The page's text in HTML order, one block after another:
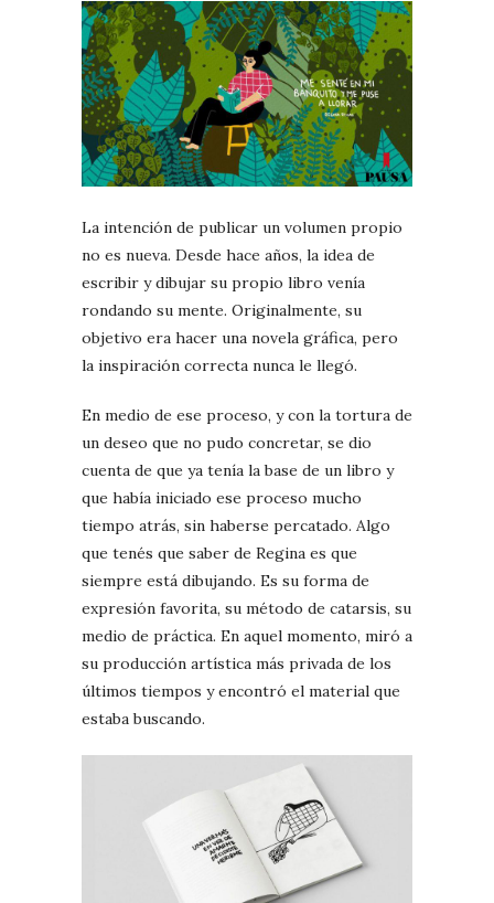
La intención de publicar un volumen propio
no es nueva. Desde hace años, la idea de
escribir y dibujar su propio libro venía
rondando su mente. Originalmente, su
objetivo era hacer una novela gráfica, pero
la inspiración correcta nunca le llegó.
En medio de ese proceso, y con la tortura de
un deseo que no pudo concretar, se dio
cuenta de que ya tenía la base de un libro y
que había iniciado ese proceso mucho
tiempo atrás, sin haberse percatado. Algo
que tenés que saber de Regina es que
siempre está dibujando. Es su forma de
expresión favorita, su método de catarsis, su
medio de práctica. En aquel momento, miró a
su producción artística más privada de los
últimos tiempos y encontró el material que
estaba buscando.